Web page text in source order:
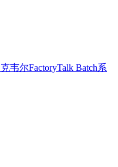
韦尔FactoryTalk Batch系